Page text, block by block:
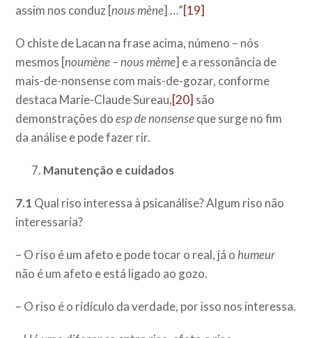
assim nos conduz [nous mène] …”[19]
O chiste de Lacan na frase acima, númeno – nós
mesmos [noumène – nous mème] e a ressonância de
mais-de-nonsense com mais-de-gozar, conforme
destaca Marie-Claude Sureau,[20] são
demonstrações doesp denonsenseque surge no fim
da análise e pode fazer rir.
Manutenção e cuidados
7.1 Qual riso interessa à psicanálise? Algum riso não
interessaria?
– O riso é um afeto e pode tocar o real, já ohumeur
não é um afeto e está ligado ao gozo.
– O riso é o ridículo da verdade, por isso nos interessa.